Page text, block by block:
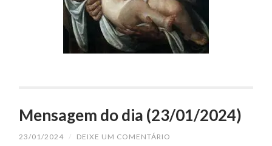
Mensagem do dia (23/01/2024)
23/01/2024 / DEIXE UM COMENTÁRIO